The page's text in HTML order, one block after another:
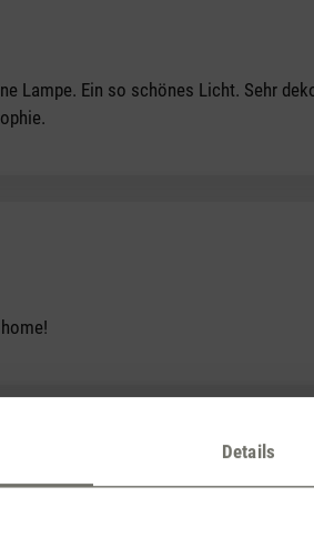
Details
Lampe. Ein so schönes Licht. Sehr
Sie ist einfach wunderschön.